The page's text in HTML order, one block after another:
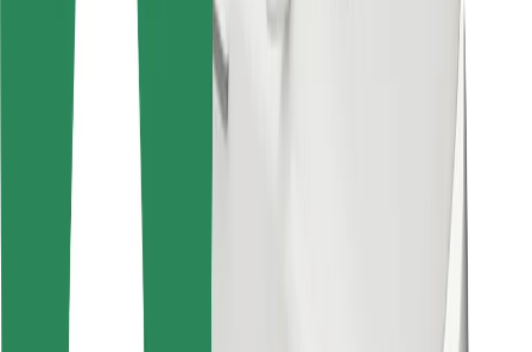
Bolt for Business
Iné
Partneri
Podmienky používania
Cookies
Získajte odvoz do pár minút!